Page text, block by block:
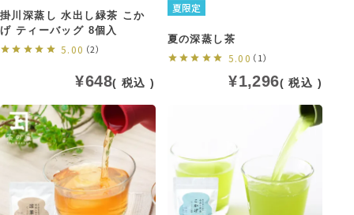
掛川深蒸し 水出し緑茶 こか
げ ティーバッグ 8個入
5.00 （2）
¥648 税込
夏限定
夏の深蒸し茶
5.00 （1）
¥1,296 税込